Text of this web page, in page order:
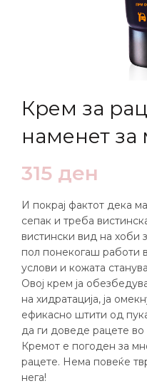
Крем за
наменет
315 ден
И покрај фактот дека
сепак и треба
вистински вид на хоби
пол понекогаш работи
услови и кожата
Овој крем ја
на хидратација, ја
ефикасно штити од
да ги доведе рацете во
Кремот е погоден за
рацете. Нема повеќе
нега!